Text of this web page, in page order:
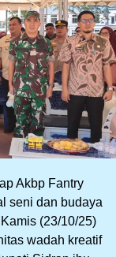
Akbp Fantry
seni dan budaya
(23/10/25)
wadah kreatif